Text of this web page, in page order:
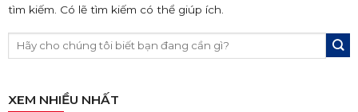
tìm kiếm. Có lẽ tìm kiếm có thể giúp ích.
XEM NHIỀU NHẤT